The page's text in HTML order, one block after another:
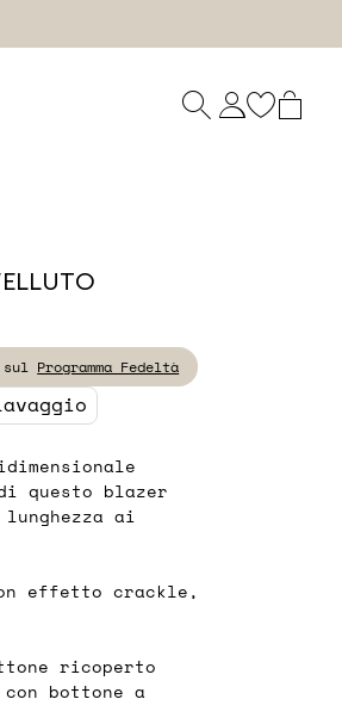
Programma Fedeltà
questo blazer
ai
effetto crackle,
ricoperto
bottone a